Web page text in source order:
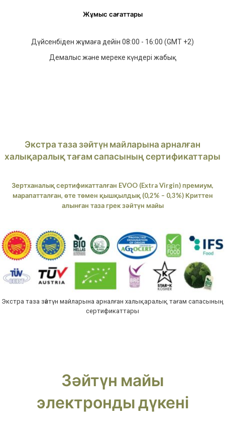
Жұмыс сағаттары
Дүйсенбіден жұмаға дейін 08:00 - 16:00 (GMT +2)
Демалыс және мереке күндері жабық
Экстра таза зәйтүн майларына арналған
халықаралық тағам сапасының сертификаттары
Зертханалық сертификатталған EVOO (Extra Virgin) премиум,
марапатталған, өте төмен қышқылдық (0,2% – 0,3%) Криттен
алынған таза грек зәйтүн майы
Экстра таза зәйтүн майларына арналған халықаралық тағам сапасының
сертификаттары
Зәйтүн майы
электронды дүкені